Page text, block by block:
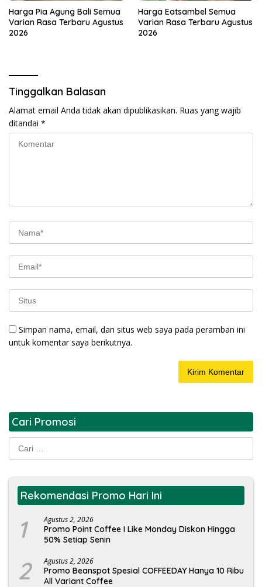
Harga Pia Agung Bali Semua
Varian Rasa Terbaru Agustus
2026
Harga Eatsambel Semua
Varian Rasa Terbaru Agustus
2026
Tinggalkan Balasan
Alamat email Anda tidak akan dipublikasikan. Ruas yang wajib
ditandai *
Simpan nama, email, dan situs web saya pada peramban ini
untuk komentar saya berikutnya.
Cari Promosi
Cari
untuk:
Rekomendasi Promo Hari Ini
1 Agustus 2, 2026
Promo Point Coffee I Like Monday Diskon Hingga
50% Setiap Senin
2 Agustus 2, 2026
Promo Beanspot Spesial COFFEEDAY Hanya 10 Ribu
All Variant Coffee